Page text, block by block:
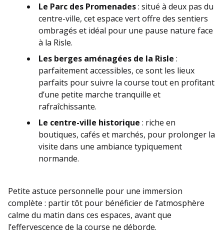
Le Parc des Promenades: situé à deux pas du
centre-ville, cet espace vert offre des sentiers
ombragés et idéal pour une pause nature face
à la Risle.
Les berges aménagées de la Risle :
parfaitement accessibles, ce sont les lieux
parfaits pour suivre la course tout en profitant
d’une petite marche tranquille et
rafraîchissante.
Le centre-ville historique : riche en
boutiques, cafés et marchés, pour prolonger la
visite dans une ambiance typiquement
normande.
Petite astuce personnelle pour une immersion
complète : partir tôt pour bénéficier de l’atmosphère
calme du matin dans ces espaces, avant que
l’effervescence de la course ne déborde.